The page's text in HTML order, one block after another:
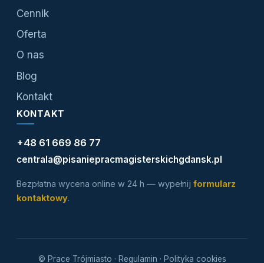
Cennik
Oferta
O nas
Blog
Kontakt
KONTAKT
+48 61 669 86 77
centrala@pisaniepracmagisterskichgdansk.pl
Bezpłatna wycena online w 24 h — wypełnij formularz
kontaktowy.
© Prace Trójmiasto · Regulamin · Polityka cookies